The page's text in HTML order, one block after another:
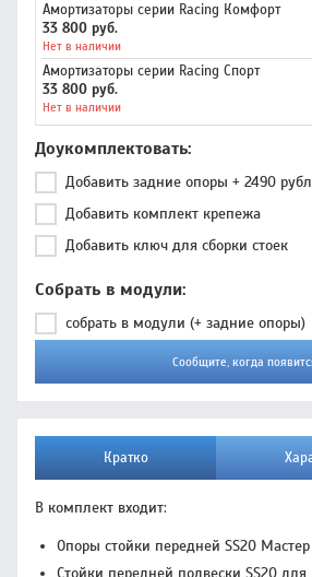
Амортизаторы серии Racing Комфорт
33 800 руб.
Нет в наличии
Амортизаторы серии Racing Спорт
33 800 руб.
Нет в наличии
Доукомплектовать
Добавить задние опоры + 2490
Добавить комплект крепежа
Добавить ключ для сборки стоек
Собрать в модули
собрать в модули (+ задние опоры)
Сообщите, когда
Кратко
В комплект входит:
Опоры стойки передней SS20 Мастер
Стойки передней подвески SS20 для